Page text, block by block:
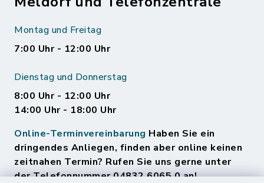
Montag und Freitag
7:00 Uhr - 12:00 Uhr
Dienstag und Donnerstag
8:00 Uhr - 12:00 Uhr
14:00 Uhr - 18:00 Uhr
Online-Terminvereinbarung Haben Sie ein
dringendes Anliegen, finden aber online keinen
zeitnahen Termin? Rufen Sie uns gerne unter
der Telefonnummer 04832 6065 0 an!